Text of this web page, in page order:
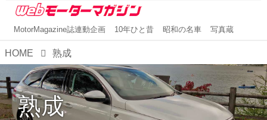
MotorMagazine誌連動企画 10年ひと昔 昭和の名車 写真蔵
HOME 熟成
熟成